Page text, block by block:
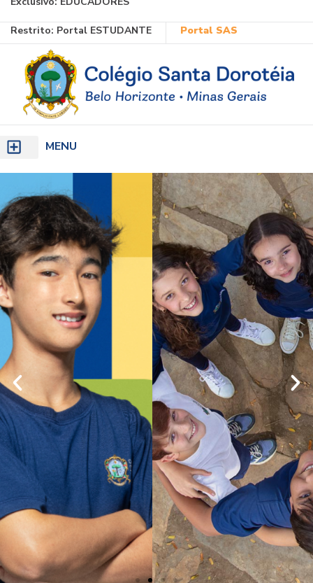
para
conteúdo
Restrito: Portal ESTUDANTE Portal SAS
MENU